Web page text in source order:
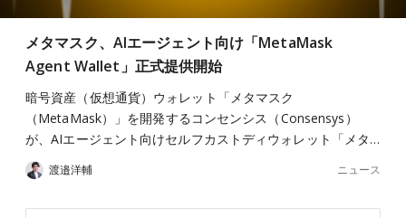
メタマスク、AIエージェント向け「MetaMask
Agent Wallet」正式提供開始
暗号資産（仮想通貨）ウォレット「メタマスク
（MetaMask）」を開発するコンセンシス（Consensys）
が、AIエージェント向けセルフカストディウォレット「メタ…
渡邉洋輔 ニュース